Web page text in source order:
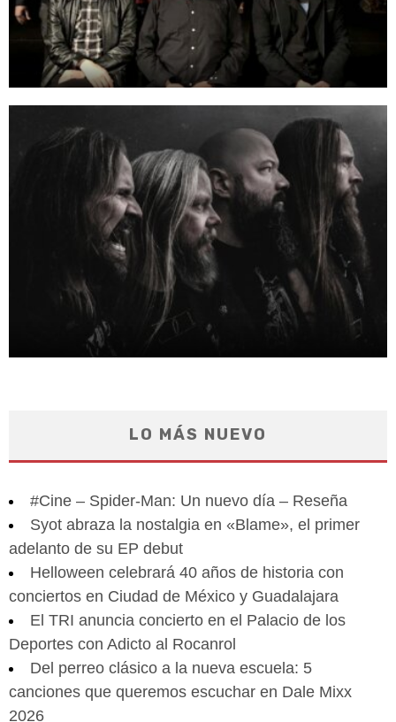
LO MÁS NUEVO
#Cine – Spider-Man: Un nuevo día – Reseña
Syot abraza la nostalgia en «Blame», el primer
adelanto de su EP debut
Helloween celebrará 40 años de historia con
conciertos en Ciudad de México y Guadalajara
El TRI anuncia concierto en el Palacio de los
Deportes con Adicto al Rocanrol
Del perreo clásico a la nueva escuela: 5
canciones que queremos escuchar en Dale Mixx
2026